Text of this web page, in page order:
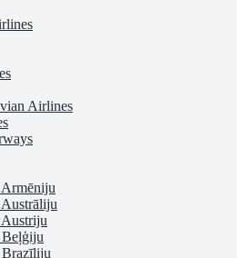
Airlines